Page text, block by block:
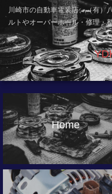
川崎市の自動車電装店、（有）
ルトやオーバーホール・修理・
Home